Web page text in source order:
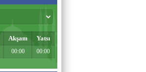
Akşam Yatsı
00:00 00:00